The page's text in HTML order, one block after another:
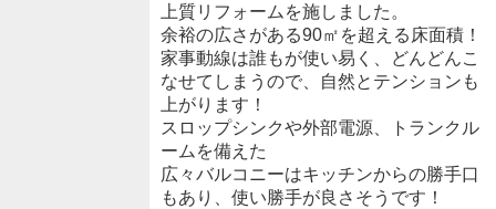
上質リフォームを施しました。
余裕の広さがある90㎡を超える床面積！
家事動線は誰もが使い易く、どんどんこ
なせてしまうので、自然とテンションも
上がります！
スロップシンクや外部電源、トランクル
ームを備えた
広々バルコニーはキッチンからの勝手口
もあり、使い勝手が良さそうです！